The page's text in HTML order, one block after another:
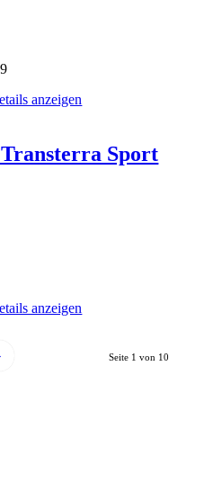
anzeigen
Sport
anzeigen
Seite 1 von 10